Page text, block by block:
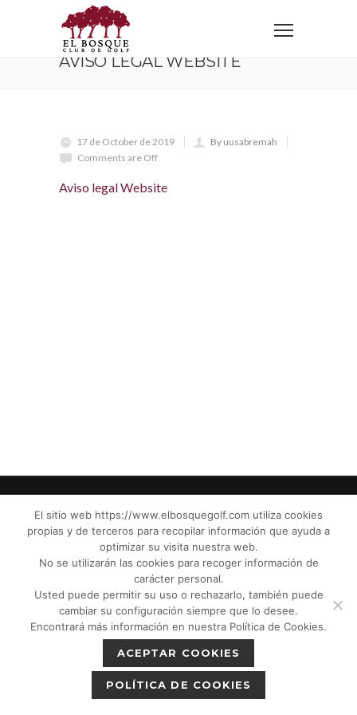
Home Aviso legal Website
AVISO LEGAL WEBSITE
17 de October de 2019
By uusabremah
Comments are Off
Aviso legal Website
© El Bosque Club de Golf |Aviso Legal|
Política de Privacidad| Política de Cookies
Política de devoluciones|
Protección de Menores CPM”|
El sitio web https://www.elbosquegolf.com utiliza cookies
propias y de terceros para recopilar información que ayuda a
optimizar su visita nuestra web.
No se utilizarán las cookies para recoger información de
carácter personal.
Usted puede permitir su uso o rechazarlo, también puede
cambiar su configuración siempre que lo desee.
Encontrará más información en nuestra Política de Cookies.
ACEPTAR COOKIES
POLÍTICA DE COOKIES